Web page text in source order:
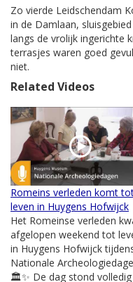
Zo vierde Leidschendam
in de Damlaan,
langs de vrolijk ingerichte
terrasjes waren goed
niet.
Related Videos
Romeins verleden komt
leven in Huygens Hofwijck
Het Romeinse verleden
afgelopen weekend tot
in Huygens Hofwijck
Nationale
🏛️✨ De dag stond volledig